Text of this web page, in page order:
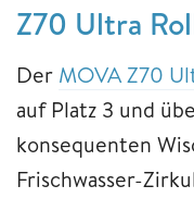
Z70 Ultra
Der MOVA Z70
auf Platz 3 und
konsequenten
Frischwasser-